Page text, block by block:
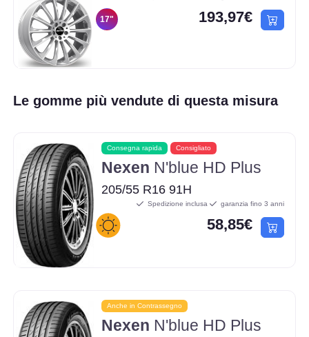
17" 193,97€
Le gomme più vendute di questa misura
Consegna rapida Consigliato
Nexen N'blue HD Plus
205/55 R16 91H
Spedizione inclusa garanzia fino 3 anni
58,85€
Anche in Contrassegno
Nexen N'blue HD Plus